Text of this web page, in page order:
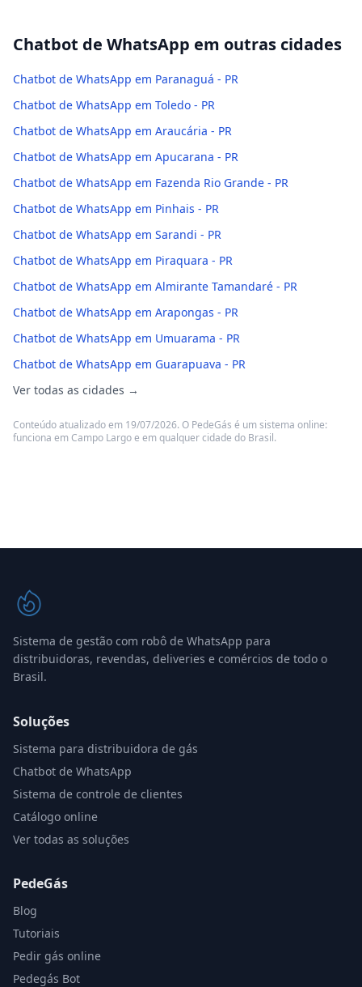
Chatbot de WhatsApp em outras cidades
Chatbot de WhatsApp em Paranaguá - PR
Chatbot de WhatsApp em Toledo - PR
Chatbot de WhatsApp em Araucária - PR
Chatbot de WhatsApp em Apucarana - PR
Chatbot de WhatsApp em Fazenda Rio Grande - PR
Chatbot de WhatsApp em Pinhais - PR
Chatbot de WhatsApp em Sarandi - PR
Chatbot de WhatsApp em Piraquara - PR
Chatbot de WhatsApp em Almirante Tamandaré - PR
Chatbot de WhatsApp em Arapongas - PR
Chatbot de WhatsApp em Umuarama - PR
Chatbot de WhatsApp em Guarapuava - PR
Ver todas as cidades →
Conteúdo atualizado em 19/07/2026. O PedeGás é um sistema online:
funciona em Campo Largo e em qualquer cidade do Brasil.
Sistema de gestão com robô de WhatsApp para
distribuidoras, revendas, deliveries e comércios de todo o
Brasil.
Soluções
Sistema para distribuidora de gás
Chatbot de WhatsApp
Sistema de controle de clientes
Catálogo online
Ver todas as soluções
PedeGás
Blog
Tutoriais
Pedir gás online
Pedegás Bot